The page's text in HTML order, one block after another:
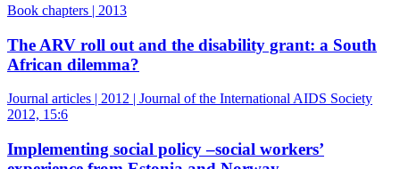
Book chapters | 2013
The ARV roll out and the disability grant: a South
African dilemma?
Journal articles | 2012 | Journal of the International AIDS Society
2012, 15:6
Implementing social policy –social workers’